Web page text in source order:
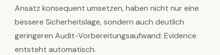
Ansatz konsequent umsetzen, haben nicht nur eine
bessere Sicherheitslage, sondern auch deutlich
geringeren Audit-Vorbereitungsaufwand: Evidence
entsteht automatisch.